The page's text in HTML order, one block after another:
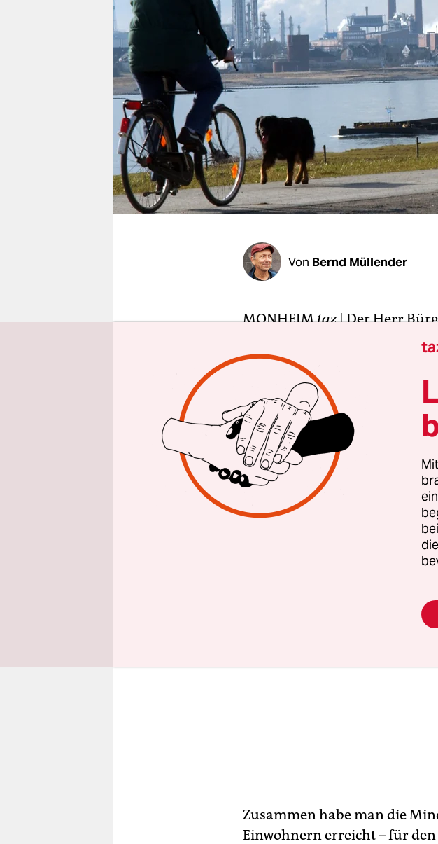
wahrheit
verlag
verlag
veranstaltungen
shop
fragen & hilfe
unterstützen
abo
Von Bernd Müllender
MONHEIMtaz| Der Herr
schwarze alte Gazelle. Vom
wartet die „Piwipp“, ein 46
Monheim nach Dormagen zu
Paddler queren grüßend.
Monheims Bürgermeister
Dormagener Kollegen bei
Jugendprojekt vorstellen.
Presse, wäre man zu klein
Landeszuschüsse.
Zusammen habe man die
Einwohnern erreicht – für